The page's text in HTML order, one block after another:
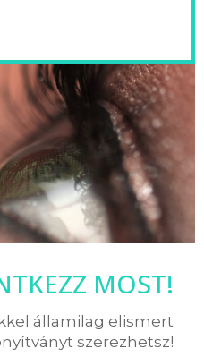
MOST!
államilag elismert
szerezhetsz!